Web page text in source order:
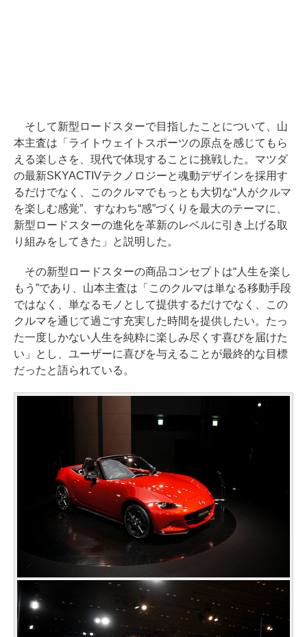
そして新型ロードスターで目指したことについて、山
本主査は「ライトウェイトスポーツの原点を感じてもら
える楽しさを、現代で体現することに挑戦した。マツダ
の最新SKYACTIVテクノロジーと魂動デザインを採用す
るだけでなく、このクルマでもっとも大切な“人がクルマ
を楽しむ感覚”、すなわち“感”づくりを最大のテーマに、
新型ロードスターの進化を革新のレベルに引き上げる取
り組みをしてきた」と説明した。
その新型ロードスターの商品コンセプトは“人生を楽し
もう”であり、山本主査は「このクルマは単なる移動手段
ではなく、単なるモノとして提供するだけでなく、この
クルマを通じて過ごす充実した時間を提供したい。たっ
た一度しかない人生を純粋に楽しみ尽くす喜びを届けた
い」とし、ユーザーに喜びを与えることが最終的な目標
だったと語られている。